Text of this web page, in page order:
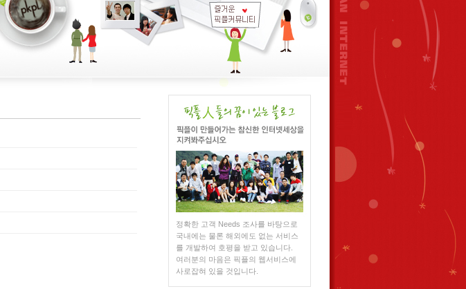
정확한 고객 Needs 조사를 바탕으로
국내에는 물론 해외에도 없는 서비스
를 개발하여 호평을 받고 있습니다.
여러분의 마음은 픽플의 웹서비스에
사로잡혀 있을 것입니다.